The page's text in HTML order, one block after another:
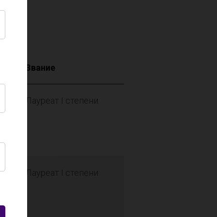
Звание
Лауреат I степени
Лауреат I степени